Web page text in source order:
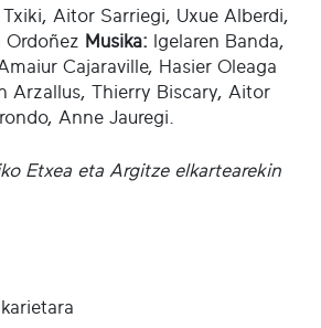
Txiki, Aitor Sarriegi, Uxue Alberdi,
Ordoñez Musika: Igelaren Banda,
Cajaraville, Hasier Oleaga
Arzallus, Thierry Biscary, Aitor
Anne Jauregi.
Etxea eta Argitze elkartearekin